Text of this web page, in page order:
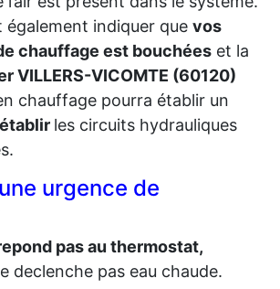
également indiquer que vos
chauffage est bouchées et la
VILLERS-VICOMTE (60120)
chauffage pourra établir un
les circuits hydrauliques
urgence de
pas au thermostat,
declenche pas eau chaude.